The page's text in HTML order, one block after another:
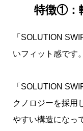
特徴①：
「SOLUTION
いフィット感です
「SOLUTION
クノロジーを採用
やすい構造になっ